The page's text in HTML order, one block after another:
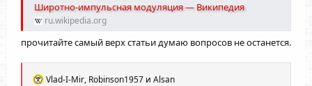
Широтно-импульсная модуляция — Википедия
ru.wikipedia.org
прочитайте самый верх статьи думаю вопросов не останется.
РVlad-I-Mir, Robinson1957 и Alsan